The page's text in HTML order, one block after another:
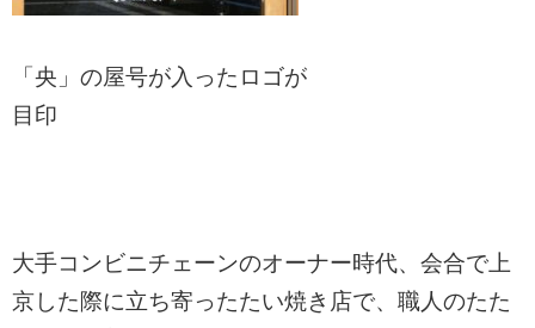
「央」の屋号が入ったロゴが
目印
大手コンビニチェーンのオーナー時代、会合で上
京した際に立ち寄ったたい焼き店で、職人のたた